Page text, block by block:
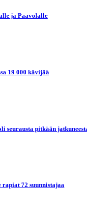
ja Paavolalle
19 000 kävijää
seurausta pitkään
72 suunnistajaa